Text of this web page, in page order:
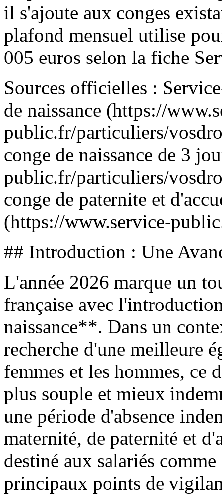
il s'ajoute aux conges
plafond mensuel utilise
005 euros selon la fiche
Sources officielles :
de naissance (https://
public.fr/particuliers/
conge de naissance de 3
public.fr/particuliers/
conge de paternite et
(https://www.service-
## Introduction : Une
L'année 2026 marque un
française avec
naissance**. Dans un
recherche d'une meilleure
femmes et les hommes,
plus souple et mieux
une période d'absence
maternité, de paternité et
destiné aux salariés
principaux points de